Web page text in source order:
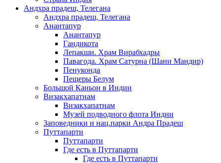
Андхра прадеш, Телегана
Андхра прадеш, Телегана
Анантапур
Анантапур
Гандикота
Лепакши. Храм Вирабхадры
Павагода. Храм Сатурна (Шани Мандир)
Пенуконда
Пещеры Белум
Большой Каньон в Индии
Визакхапатнам
Визакхапатнам
Музей подводного флота Индии
Заповедники и нац.парки Андра Прадеш
Путтапарти
Путтапарти
Где есть в Путтапарти
Где есть в Путтапарти